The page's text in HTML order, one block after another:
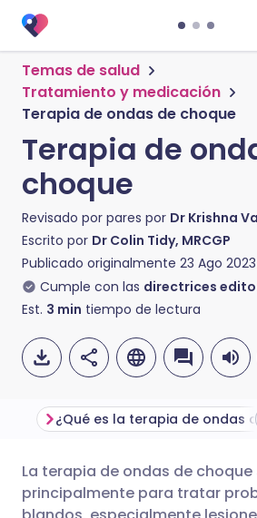
Temas de salud
Tratamiento y medicación
Terapia de ondas de choque
Terapia de
choque
Revisado por pares por Dr Krishna
Escrito por Dr Colin Tidy, MRCGP
Publicado originalmente 23 Ago 2023
Cumple con las directrices
Est. 3 min tiempo de lectura
Compartir por
electrónico
🇬🇧 English
La terapia de ondas de choque
principalmente para tratar